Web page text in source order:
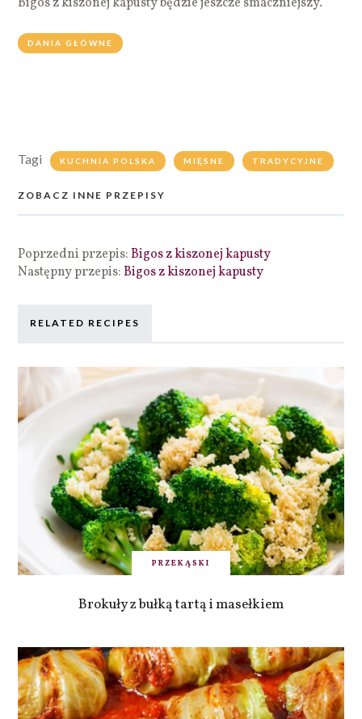
DANIA GŁÓWNE
Tagi KUCHNIA POLSKA MIĘSNE TRADYCYJNE
ZOBACZ INNE PRZEPISY
Poprzedni przepis:Bigos z kiszonej kapusty
Następny przepis:Bigos z kiszonej kapusty
RELATED RECIPES
PRZEKĄSKI
Brokuły z bułką tartą i masełkiem